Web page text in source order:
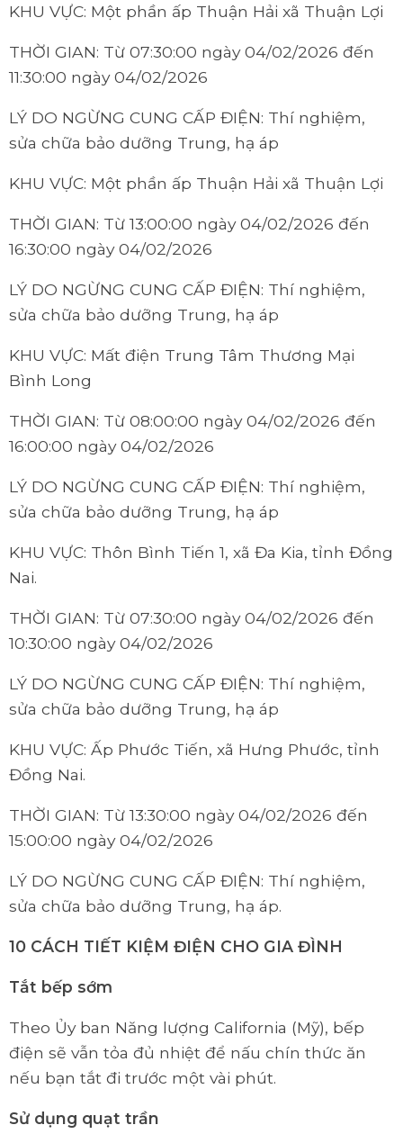
KHU VỰC: Một phần ấp Thuận Hải xã Thuận Lợi
THỜI GIAN: Từ 07:30:00 ngày 04/02/2026 đến
11:30:00 ngày 04/02/2026
LÝ DO NGỪNG CUNG CẤP ĐIỆN: Thí nghiệm,
sửa chữa bảo dưỡng Trung, hạ áp
KHU VỰC: Một phần ấp Thuận Hải xã Thuận Lợi
THỜI GIAN: Từ 13:00:00 ngày 04/02/2026 đến
16:30:00 ngày 04/02/2026
LÝ DO NGỪNG CUNG CẤP ĐIỆN: Thí nghiệm,
sửa chữa bảo dưỡng Trung, hạ áp
KHU VỰC: Mất điện Trung Tâm Thương Mại
Bình Long
THỜI GIAN: Từ 08:00:00 ngày 04/02/2026 đến
16:00:00 ngày 04/02/2026
LÝ DO NGỪNG CUNG CẤP ĐIỆN: Thí nghiệm,
sửa chữa bảo dưỡng Trung, hạ áp
KHU VỰC: Thôn Bình Tiến 1, xã Đa Kia, tỉnh Đồng
Nai.
THỜI GIAN: Từ 07:30:00 ngày 04/02/2026 đến
10:30:00 ngày 04/02/2026
LÝ DO NGỪNG CUNG CẤP ĐIỆN: Thí nghiệm,
sửa chữa bảo dưỡng Trung, hạ áp
KHU VỰC: Ấp Phước Tiến, xã Hưng Phước, tỉnh
Đồng Nai.
THỜI GIAN: Từ 13:30:00 ngày 04/02/2026 đến
15:00:00 ngày 04/02/2026
LÝ DO NGỪNG CUNG CẤP ĐIỆN: Thí nghiệm,
sửa chữa bảo dưỡng Trung, hạ áp.
10 CÁCH TIẾT KIỆM ĐIỆN CHO GIA ĐÌNH
Tắt bếp sớm
Theo Ủy ban Năng lượng California (Mỹ), bếp
điện sẽ vẫn tỏa đủ nhiệt để nấu chín thức ăn
nếu bạn tắt đi trước một vài phút.
Sử dụng quạt trần